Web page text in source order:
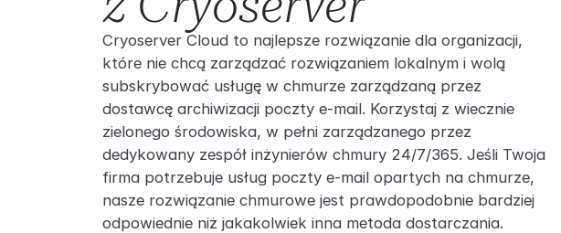
Cryoserver Cloud to najlepsze rozwiązanie dla organizacji,
które nie chcą zarządzać rozwiązaniem lokalnym i wolą
subskrybować usługę w chmurze zarządzaną przez
dostawcę archiwizacji poczty e-mail. Korzystaj z wiecznie
zielonego środowiska, w pełni zarządzanego przez
dedykowany zespół inżynierów chmury 24/7/365. Jeśli Twoja
firma potrzebuje usług poczty e-mail opartych na chmurze,
nasze rozwiązanie chmurowe jest prawdopodobnie bardziej
odpowiednie niż jakakolwiek inna metoda dostarczania.